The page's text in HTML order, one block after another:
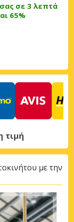
σε 3 λεπτά
65%
τιμή
με την